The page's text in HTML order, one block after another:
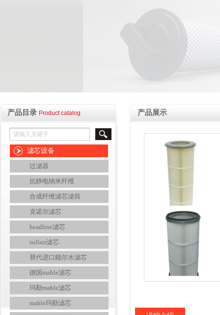
产品目录 Product catalog
滤芯设备
过滤器
抗静电纳米纤维
合成纤维滤芯滤筒
克诺尔滤芯
headline滤芯
sullair滤芯
替代进口颇尔水滤芯
德国mahle滤芯
玛勒mahle滤芯
mahle玛勒滤芯
产品展示